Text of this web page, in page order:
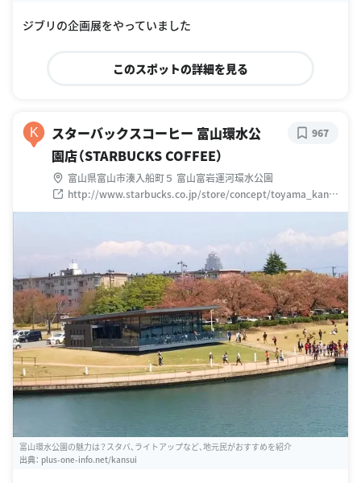
ジブリの企画展をやっていました
このスポットの詳細を見る
K
スターバックスコーヒー 富山環水公
園店（STARBUCKS COFFEE）
富山県富山市湊入船町５ 富山富岩運河環水公園
http://www.starbucks.co.jp/store/concept/toyama_kans
ui/
967
富山環水公園の魅力は？スタバ、ライトアップなど、地元民がおすすめを紹介
出典： plus-one-info.net/kansui